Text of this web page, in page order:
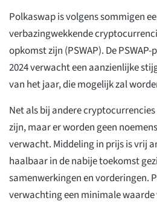
Polkaswap is volgens sommigen
verbazingwekkende
opkomst zijn (PSWAP). De
2024 verwacht een aanzienlijke
van het jaar, die mogelijk zal
Net als bij andere
zijn, maar er worden geen
verwacht. Middelingin prijs is vrij
haalbaar in de nabije toekomst
samenwerkingen en vorderingen.
verwachting een minimale waarde